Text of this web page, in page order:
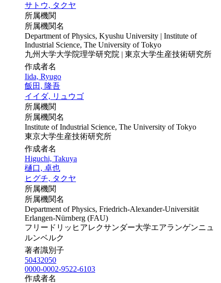
サトウ, タクヤ
所属機関
所属機関名
Department of Physics, Kyushu University | Institute of
Industrial Science, The University of Tokyo
九州大学大学院理学研究院 | 東京大学生産技術研究所
作成者名
Iida, Ryugo
飯田, 隆吾
イイダ, リュウゴ
所属機関
所属機関名
Institute of Industrial Science, The University of Tokyo
東京大学生産技術研究所
作成者名
Higuchi, Takuya
樋口, 卓也
ヒグチ, タクヤ
所属機関
所属機関名
Department of Physics, Friedrich-Alexander-Universität
Erlangen-Nürnberg (FAU)
フリードリッヒアレクサンダー大学エアランゲンニュ
ルンベルク
著者識別子
50432050
0000-0002-9522-6103
作成者名